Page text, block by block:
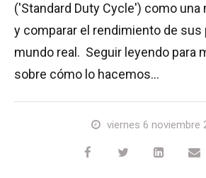
TM64
SP50N
SP50E
SP45 4x4
SP50N
SP50 4x4
SP64 4x4
SD64 4x4x4
Sobre orugas
TD34TN
TD34T
Gen2 Hybrid
SiOPS
Actualizaciones de productos
Asistencia de Niftylink
Ventas
Servicio y piezas de recambio
Sobre Nosotros
Blog
Términos y políticas
('Standard Duty Cycle') como una
y comparar el rendimiento de sus
mundo real. Seguir leyendo para
sobre cómo lo hacemos...
viernes 6 noviembre